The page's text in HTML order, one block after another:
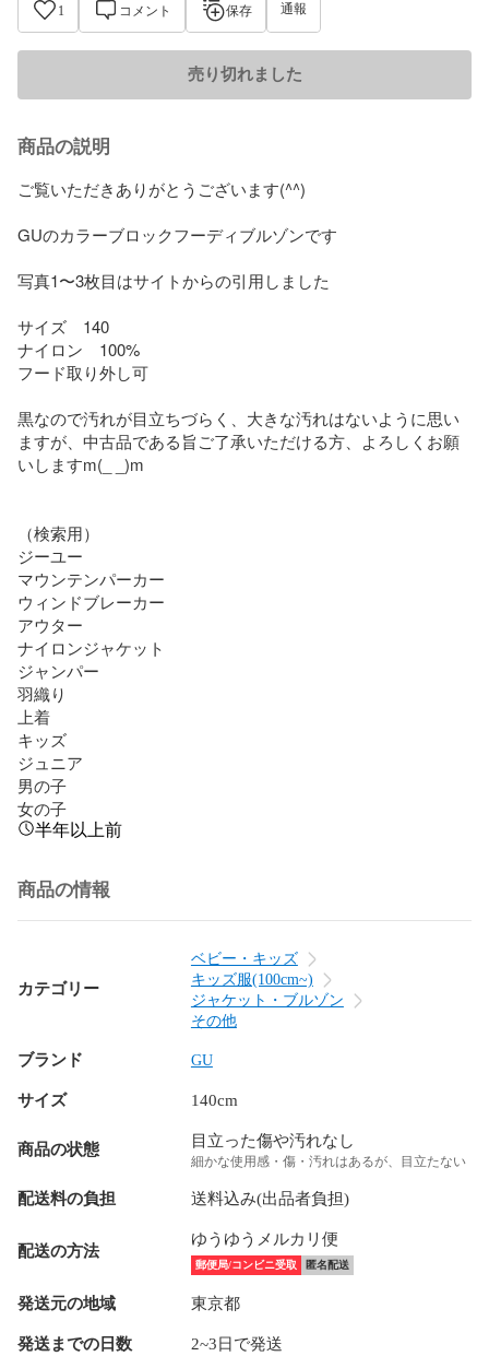
1 コメント 保存 通報
売り切れました
商品の説明
ご覧いただきありがとうございます(^^)
GUのカラーブロックフーディブルゾンです
写真1〜3枚目はサイトからの引用しました
サイズ　140
ナイロン　100%
フード取り外し可
黒なので汚れが目立ちづらく、大きな汚れはないように思い
ますが、中古品である旨ご了承いただける方、よろしくお願
いしますm(_ _)m
（検索用）
ジーユー
マウンテンパーカー
ウィンドブレーカー
アウター
ナイロンジャケット
ジャンパー
羽織り
上着
キッズ
ジュニア
男の子
女の子
半年以上前
商品の情報
カテゴリー
ベビー・キッズ
キッズ服(100cm~)
ジャケット・ブルゾン
その他
ブランド GU
サイズ 140cm
商品の状態 目立った傷や汚れなし
細かな使用感・傷・汚れはあるが、目立たない
配送料の負担 送料込み(出品者負担)
配送の方法
ゆうゆうメルカリ便
郵便局/コンビニ受取 匿名配送
発送元の地域 東京都
発送までの日数 2~3日で発送